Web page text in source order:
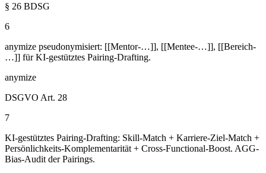
§ 26 BDSG
6
anymize pseudonymisiert: [[Mentor-…]], [[Mentee-…]], [[Bereich-
…]] für KI-gestütztes Pairing-Drafting.
anymize
DSGVO Art. 28
7
KI-gestütztes Pairing-Drafting: Skill-Match + Karriere-Ziel-Match +
Persönlichkeits-Komplementarität + Cross-Functional-Boost. AGG-
Bias-Audit der Pairings.